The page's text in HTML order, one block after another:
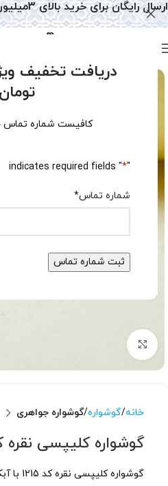
کافیست شماره تماس
"
*
" indicates required fields
شماره تماس*
برای بزرگنمایی کلیک کنید
خانه گوشواره گوشواره جواهری
گوشواره کلیپسی نقره کد
گوشواره کلیپسی نقره کد 1215 با آبکاری طلاسفید
ارسال رایگان برای خرید بالای 3میلیون تومان